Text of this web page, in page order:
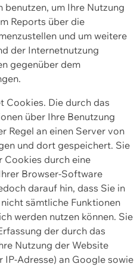
um Ihre Nutzung
Reports über die
und um weitere
der Internetnutzung
gegenüber dem
Cookies. Die durch das
über Ihre Benutzung
Regel an einen Server von
und dort gespeichert. Sie
Cookies durch eine
Browser-Software
darauf hin, dass Sie in
sämtliche Funktionen
werden nutzen können. Sie
der durch das
Nutzung der Website
IP-Adresse) an Google sowie